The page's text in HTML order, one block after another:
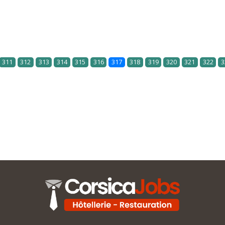
311 312 313 314 315 316 317 318 319 320 321 322